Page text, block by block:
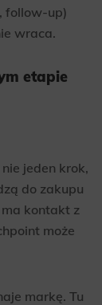
follow-up)
wraca.
etapie
jeden krok,
do zakupu
kontakt z
może
markę. Tu